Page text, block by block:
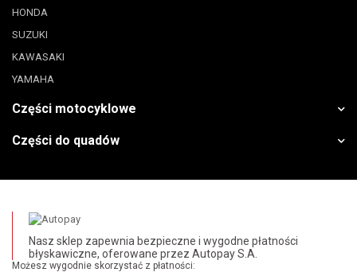
HONDA
SUZUKI
KAWASAKI
YAMAHA
Części motocyklowe
Części do quadów
Nasz sklep zapewnia bezpieczne i wygodne płatności
błyskawiczne, oferowane przez Autopay S.A.
Możesz wygodnie skorzystać z płatności: